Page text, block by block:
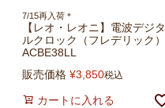
7/15再入荷＊
【レオ・レオニ】電波デジタ
ルクロック（フレデリック）
ACBE38LL
販売価格 ¥3,850税込
カートに入れる